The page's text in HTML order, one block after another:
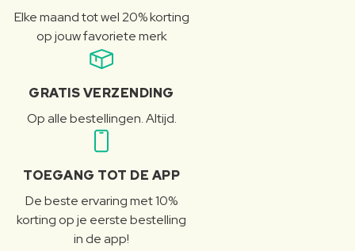
Elke maand tot wel 20% korting
op jouw favoriete merk
GRATIS VERZENDING
Op alle bestellingen. Altijd.
TOEGANG TOT DE APP
De beste ervaring met 10%
korting op je eerste bestelling
in de app!